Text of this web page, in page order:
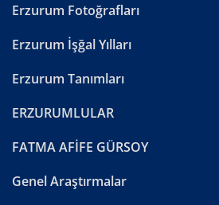
Erzurum Fotoğrafları
Erzurum İşğal Yılları
Erzurum Tanımları
ERZURUMLULAR
FATMA AFİFE GÜRSOY
Genel Araştırmalar